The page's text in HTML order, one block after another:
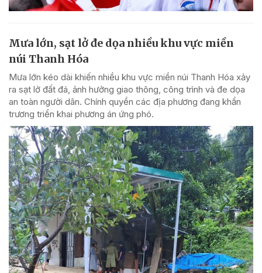
Mưa lớn, sạt lở đe dọa nhiều khu vực miền
núi Thanh Hóa
Mưa lớn kéo dài khiến nhiều khu vực miền núi Thanh Hóa xảy
ra sạt lở đất đá, ảnh hưởng giao thông, công trình và đe dọa
an toàn người dân. Chính quyền các địa phương đang khẩn
trương triển khai phương án ứng phó.